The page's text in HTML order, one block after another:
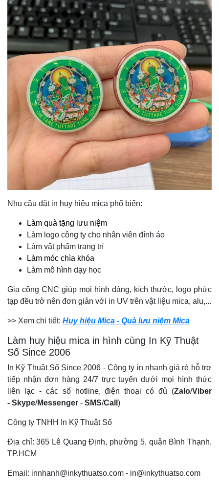
Nhu cầu đặt in huy hiệu mica phổ biến:
Làm quà tặng lưu niệm
Làm logo công ty cho nhân viên đính áo
Làm vật phẩm trang trí
Làm móc chìa khóa
Làm mô hình dạy học
Gia công CNC giúp mọi hình dáng, kích thước, logo phức
tạp đều trở nên đơn giản với in UV trên vật liệu mica, alu,...
>> Xem chi tiết: Huy hiệu Mica - Quà lưu niệm Mica
Làm huy hiệu mica in hình cùng In Kỹ Thuật
Số Since 2006
In Kỹ Thuật Số Since 2006 -Công ty in nhanh giá rẻ hỗ trợ
tiếp nhận đơn hàng 24/7 trực tuyến dưới mọi hình thức
liên lạc - các số hotline, điện thoại có đủ (Zalo/Viber
- Skype/Messenger - SMS/Call )
Công ty TNHH In Kỹ Thuật Số
Địa chỉ: 365 Lê Quang Định, phường 5, quận Bình Thạnh,
TP.HCM
Email: innhanh@inkythuatso.com - in@inkythuatso.com